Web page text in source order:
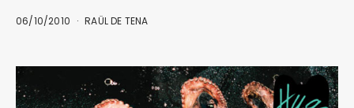
06/10/2010 RAÜL DE TENA